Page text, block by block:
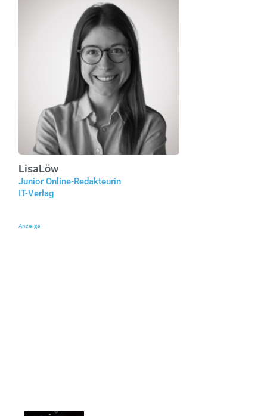
LisaLöw
Junior Online-Redakteurin
IT-Verlag
Anzeige